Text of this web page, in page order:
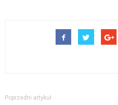
Poprzedni artykuł